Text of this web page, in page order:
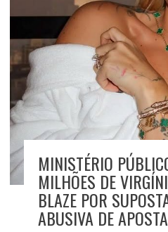
MINISTÉRIO
MILHÕES DE
BLAZE POR
ABUSIVA DE